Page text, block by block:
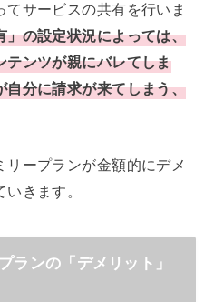
サービスの共有を行いま
」の設定状況によっては、
テンツが親にバレてしま
自分に請求が来てしまう、
ープランが金額的にデメ
きます。
ランの「デメリット」